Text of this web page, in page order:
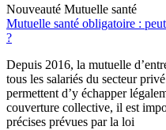
Nouveauté Mutuelle santé
Mutuelle santé obligatoire :
?
Depuis 2016, la mutuelle
tous les salariés du secteur
permettent d’y échapper
couverture collective, il est
précises prévues par la loi